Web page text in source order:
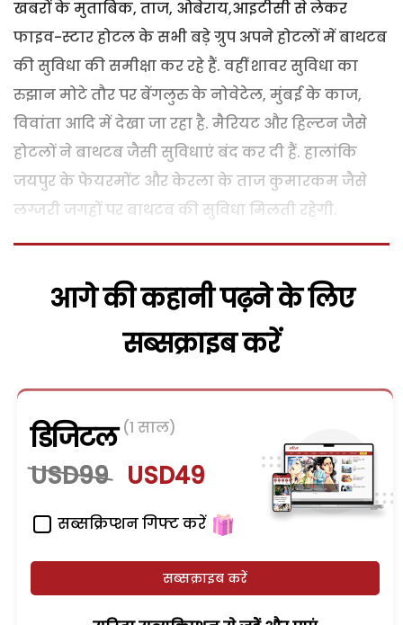
खबरों के मुताबिक, ताज, ओबेराय,आइटीसी से लेकर
फाइव-स्टार होटल के सभी बड़े ग्रुप अपने होटलों में बाथटब
की सुविधा की समीक्षा कर रहे हैं. वहीं शावर सुविधा का
रुझान मोटे तौर पर बेंगलुरु के नोवेटेल, मुंबई के काज,
विवांता आदि में देखा जा रहा है. मैरियट और हिल्टन जैसे
होटलों ने बाथटब जैसी सुविधाएं बंद कर दी हैं. हालांकि
जयपुर के फेयरमोंट और केरला के ताज कुमारकम जैसे
लग्जरी जगहों पर बाथटब की सुविधा मिलती रहेगी.
आगे की कहानी पढ़ने के लिए
सब्सक्राइब करें
डिजिटल (1 साल)
USD99 USD49
सब्सक्रिप्शन गिफ्ट करें
सब्सक्राइब करें